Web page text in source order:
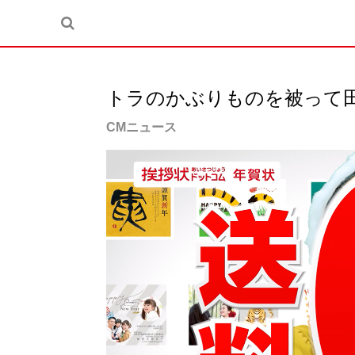
トラのかぶりものを被って
CMニュース